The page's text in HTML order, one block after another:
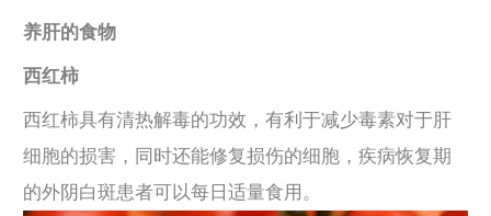
养肝的食物
西红柿
西红柿具有清热解毒的功效，有利于减少毒素对于肝
细胞的损害，同时还能修复损伤的细胞，疾病恢复期
的外阴白斑患者可以每日适量食用。